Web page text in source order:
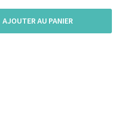
AJOUTER AU PANIER